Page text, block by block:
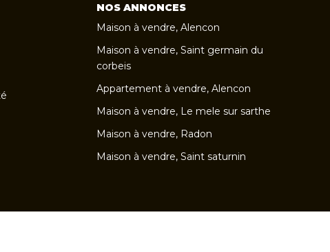
NOS ANNONCES
Maison à vendre, Alencon
Maison à vendre, Saint germain du
corbeis
Appartement à vendre, Alencon
Maison à vendre, Le mele sur sarthe
Maison à vendre, Radon
Maison à vendre, Saint saturnin